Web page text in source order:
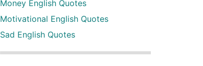
Money English Quotes
Motivational English Quotes
Sad English Quotes